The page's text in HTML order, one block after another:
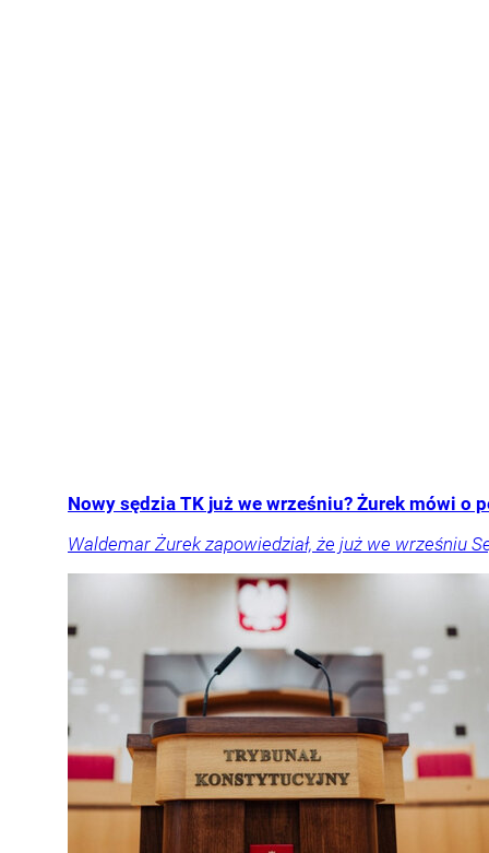
Nowy sędzia TK już we wrześniu? Żurek mówi o
Waldemar Żurek zapowiedział, że już we wrześniu